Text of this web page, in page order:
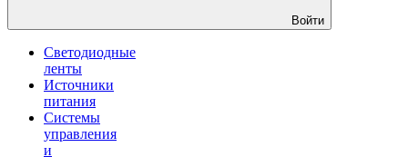
Войти
Светодиодные
ленты
Источники
питания
Системы
управления
и